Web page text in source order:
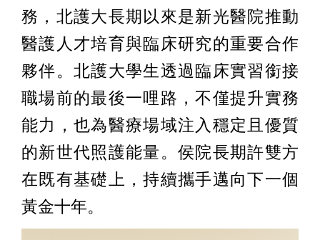
務，北護大長期以來是新光醫院推動
醫護人才培育與臨床研究的重要合作
夥伴。北護大學生透過臨床實習銜接
職場前的最後一哩路，不僅提升實務
能力，也為醫療場域注入穩定且優質
的新世代照護能量。侯院長期許雙方
在既有基礎上，持續攜手邁向下一個
黃金十年。